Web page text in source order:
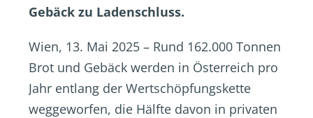
Gebäck zu Ladenschluss.
Wien, 13. Mai 2025 – Rund 162.000 Tonnen
Brot und Gebäck werden in Österreich pro
Jahr entlang der Wertschöpfungskette
weggeworfen, die Hälfte davon in privaten